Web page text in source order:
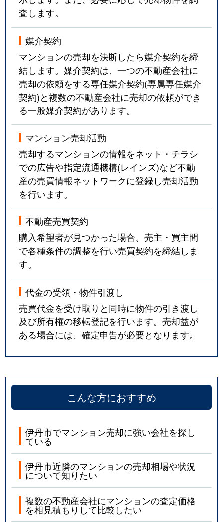
査します。
媒介契約
マンションの売却を決断したら媒介契約を締
結します。媒介契約は、一つの不動産会社に
売却の依頼をする専任媒介契約(専属専任媒介
契約)と複数の不動産会社に売却の依頼ができ
る一般媒介契約があります。
マンション売却活動
売却するマンションの情報をネット・チラシ
での広告や指定流通機構(レインズ)など不動
産の売買情報ネットワークに登録し売却活動
を行います。
不動産売買契約
購入希望者が見つかった場合、売主・買主間
で各種条件の調整を行い売買契約を締結しま
す。
代金の受領・物件引渡し
売買代金を受け取りと同時に物件の引き渡し
及び所有権の移転登記を行います。売却益が
ある場合には、確定申告が必要となります。
こんな方におすすめ
伊丹市でマンション売却に強い会社を探し
ている
伊丹市近隣のマンションの売却相場や状況
について知りたい
複数の不動産会社にマンションの査定価格
を相見積もりして比較したい